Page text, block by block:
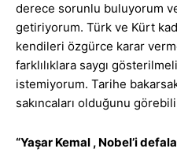
derece sorunlu buluyorum
getiriyorum. Türk ve Kürt
kendileri özgürce karar
farklılıklara saygı
istemiyorum. Tarihe
sakıncaları olduğunu
“Yaşar Kemal , Nobel’i